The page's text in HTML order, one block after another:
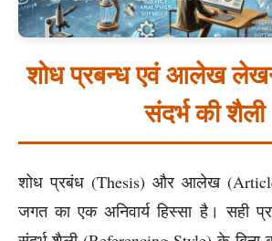
शोध प्रबन्ध एवं आलेख
संदर्भ की शैली
शोध प्रबंध (Thesis) और आलेख
जगत का एक अनिवार्य हिस्सा है। सही